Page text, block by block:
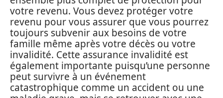
votre revenu. Vous devez protéger votre
revenu pour vous assurer que vous pourrez
toujours subvenir aux besoins de votre
famille même après votre décès ou votre
invalidité. Cette assurance invalidité est
également importante puisqu’une personne
peut survivre à un événement
catastrophique comme un accident ou une